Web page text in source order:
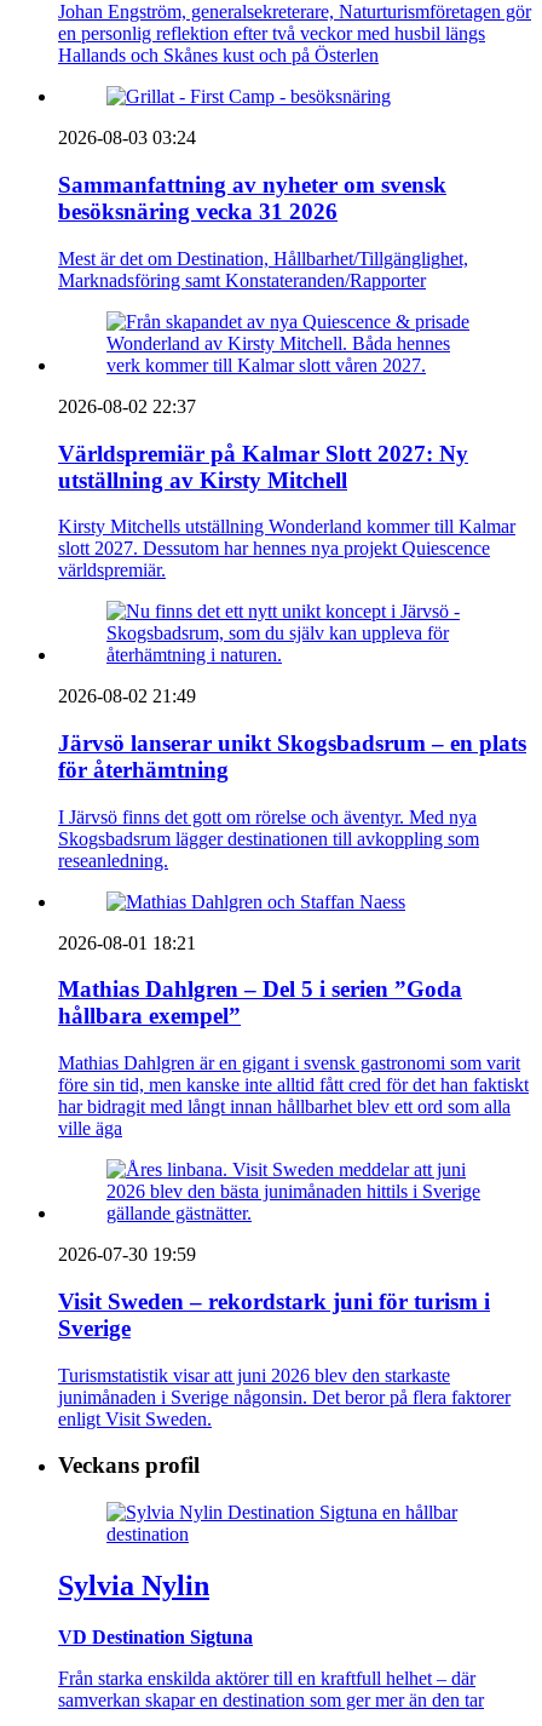
Johan Engström, generalsekreterare, Naturturismföretagen gör
en personlig reflektion efter två veckor med husbil längs
Hallands och Skånes kust och på Österlen
2026-08-03 03:24
Sammanfattning av nyheter om svensk
besöksnäring vecka 31 2026
Mest är det om Destination, Hållbarhet/Tillgänglighet,
Marknadsföring samt Konstateranden/Rapporter
2026-08-02 22:37
Världspremiär på Kalmar Slott 2027: Ny
utställning av Kirsty Mitchell
Kirsty Mitchells utställning Wonderland kommer till Kalmar
slott 2027. Dessutom har hennes nya projekt Quiescence
världspremiär.
2026-08-02 21:49
Järvsö lanserar unikt Skogsbadsrum – en plats
för återhämtning
I Järvsö finns det gott om rörelse och äventyr. Med nya
Skogsbadsrum lägger destinationen till avkoppling som
reseanledning.
2026-08-01 18:21
Mathias Dahlgren – Del 5 i serien ”Goda
hållbara exempel”
Mathias Dahlgren är en gigant i svensk gastronomi som varit
före sin tid, men kanske inte alltid fått cred för det han faktiskt
har bidragit med långt innan hållbarhet blev ett ord som alla
ville äga
2026-07-30 19:59
Visit Sweden – rekordstark juni för turism i
Sverige
Turismstatistik visar att juni 2026 blev den starkaste
junimånaden i Sverige någonsin. Det beror på flera faktorer
enligt Visit Sweden.
Veckans profil
Sylvia Nylin
VD Destination Sigtuna
Från starka enskilda aktörer till en kraftfull helhet – där
samverkan skapar en destination som ger mer än den tar